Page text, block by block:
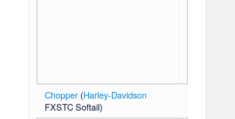
Chopper (Harley-Davidson
FXSTC Softail)